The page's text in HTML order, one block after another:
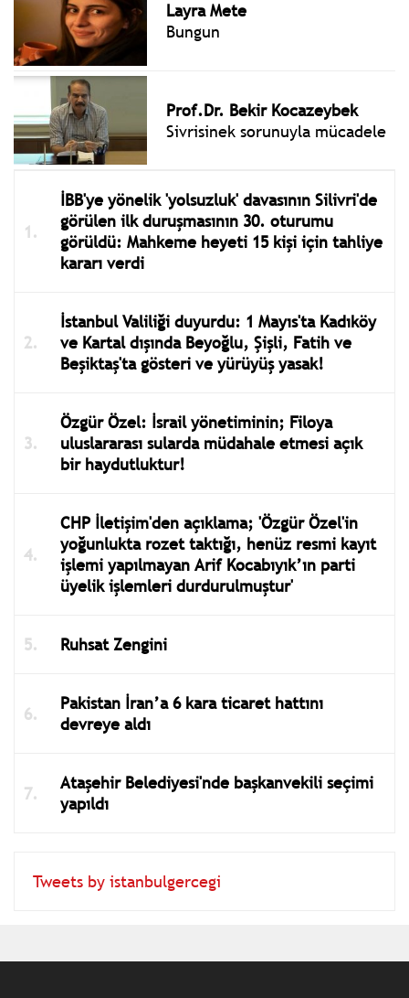
Layra Mete
Bungun
Prof.Dr. Bekir Kocazeybek
Sivrisinek sorunuyla mücadele
İBB'ye yönelik 'yolsuzluk' davasının Silivri'de
görülen ilk duruşmasının 30. oturumu
görüldü: Mahkeme heyeti 15 kişi için tahliye
kararı verdi
İstanbul Valiliği duyurdu: 1 Mayıs'ta Kadıköy
ve Kartal dışında Beyoğlu, Şişli, Fatih ve
Beşiktaş'ta gösteri ve yürüyüş yasak!
Özgür Özel: İsrail yönetiminin; Filoya
uluslararası sularda müdahale etmesi açık
bir haydutluktur!
CHP İletişim'den açıklama; 'Özgür Özel'in
yoğunlukta rozet taktığı, henüz resmi kayıt
işlemi yapılmayan Arif Kocabıyık’ın parti
üyelik işlemleri durdurulmuştur'
Ruhsat Zengini
Pakistan İran’a 6 kara ticaret hattını
devreye aldı
Ataşehir Belediyesi'nde başkanvekili seçimi
yapıldı
Tweets by istanbulgercegi